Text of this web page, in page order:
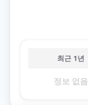
최근 1년
정보 없음